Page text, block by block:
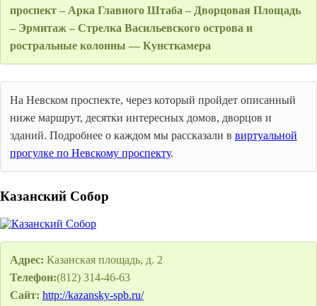
проспект – Арка Главного Штаба – Дворцовая Площадь
– Эрмитаж – Стрелка Васильевского острова и
ростральные колонны — Кунсткамера
На Невском проспекте, через который пройдет описанный
ниже маршрут, десятки интересных домов, дворцов и
зданий. Подробнее о каждом мы рассказали в виртуальной
прогулке по Невскому проспекту.
Казанский Собор
Адрес: Казанская площадь, д. 2
Телефон:(812) 314-46-63
Сайт: http://kazansky-spb.ru/